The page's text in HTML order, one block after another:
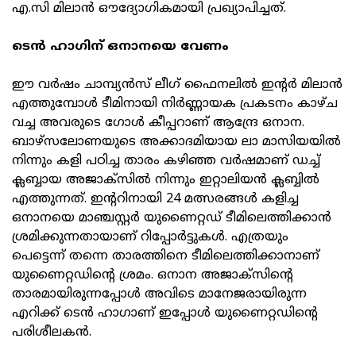
എ.സി മിലാൻ ഔദ്യോഗികമായി പ്രഖ്യാപിച്ചത്.
ടെൻ ഹാഗിന് ഒനാനയെ വേണം
ഈ വർഷം ചാമ്പ്യൻസ് ലീഗ് ഫൈനലിൽ ഇന്റർ മിലാൻ
എത്തുമ്പോൾ ടീമിനായി നിർണ്ണായക പ്രകടനം കാഴ്ച
വച്ച അവരുടെ ഗോൾ കീപ്പറാണ് ആന്ദ്രേ ഒനാന.
ബാഴ്സലോണയുടെ അക്കാദമിയായ ലാ മാസിയയിൽ
നിന്നും കളി പഠിച്ച താരം കഴിഞ്ഞ വർഷമാണ് ഡച്ച്
ക്ലബ്ബായ അജാക്സിൽ നിന്നും ഇറ്റാലിയൻ ക്ലബ്ബിൽ
എത്തുന്നത്. ഇന്ററിനായി 24 മത്സരങ്ങൾ കളിച്ച
ഒനാനയെ മാഞ്ചസ്റ്റർ യുണൈറ്റഡ് ടീമിലെത്തിക്കാൻ
ശ്രമിക്കുന്നതായാണ് റിപ്പോർട്ടുകൾ. എത്രയും
പെട്ടെന്ന് തന്നെ താരത്തിനെ ടീമിലെത്തിക്കാനാണ്
യുണൈറ്റഡിന്റെ ശ്രമം. ഒനാന അജാക്സിന്റെ
താരമായിരുന്നപ്പോൾ അവിടെ മാനേജരായിരുന്ന
എറിക്ക് ടെൻ ഹാഗാണ് ഇപ്പോൾ യുണൈറ്റഡിന്റെ
പരിശീലകൻ.